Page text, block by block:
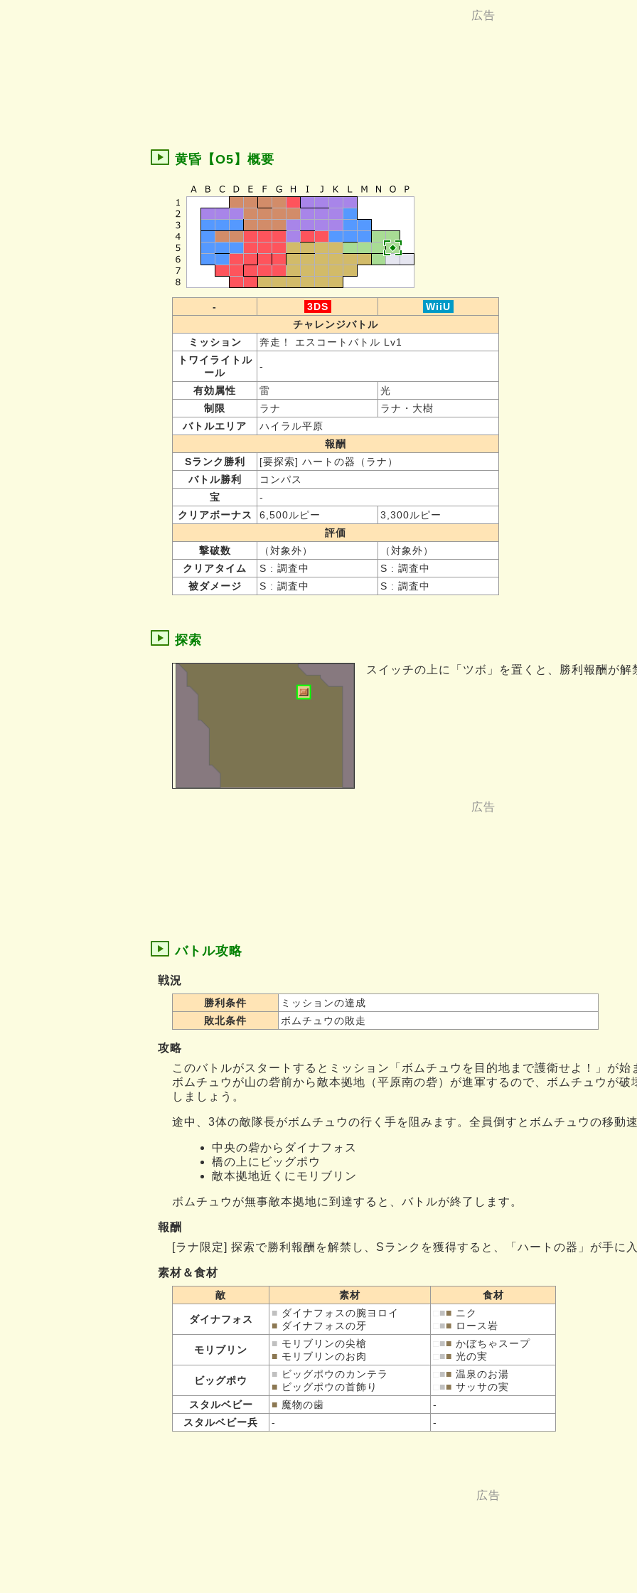
黄昏【O5】概要
- 3DS
WiiU
チャレンジバトル
ミッション
奔走！ エスコートバトル Lv1
トワイライトル
ール
-
有効属性 雷
光
制限
ラナ
ラナ・大樹
バトルエリア
ハイラル平原
報酬
Sランク勝利
[要探索] ハートの器（ラナ）
バトル勝利
コンパス
宝
-
クリアボーナス
6,500ルピー
3,300ルピー
評価
撃破数
（対象外）
（対象外）
クリアタイム
S : 調査中
S : 調査中
被ダメージ
S : 調査中 S : 調査中
探索
スイッチの上に「ツボ」を置くと、勝利報酬が解
バトル攻略
戦況
勝利条件
ミッションの達成
敗北条件
ボムチュウの敗走
攻略
このバトルがスタートするとミッション「ボムチュウを目的地まで護衛せよ！」が始
ボムチュウが山の砦前から敵本拠地（平原南の砦）が進軍するので、ボムチュウが破
しましょう。
途中、3体の敵隊長がボムチュウの行く手を阻みます。全員倒すとボムチュウの移動
中央の砦からダイナフォス
橋の上にビッグポウ
敵本拠地近くにモリブリン
ボムチュウが無事敵本拠地に到達すると、バトルが終了します。
報酬
[ラナ限定] 探索で勝利報酬を解禁し、Sランクを獲得すると、「ハートの器」が手に入
素材＆食材
敵 素材 食材
ダイナフォス
■ ダイナフォスの腕ヨロイ
■ ダイナフォスの牙
■■ ニク
■■ ロース岩
モリブリン
■ モリブリンの尖槍
■ モリブリンのお肉
■■ かぼちゃスープ
■■ 光の実
ビッグポウ
■ ビッグポウのカンテラ
■ ビッグポウの首飾り
■■ 温泉のお湯
■■ サッサの実
スタルベビー
■ 魔物の歯
-
スタルベビー兵
- -